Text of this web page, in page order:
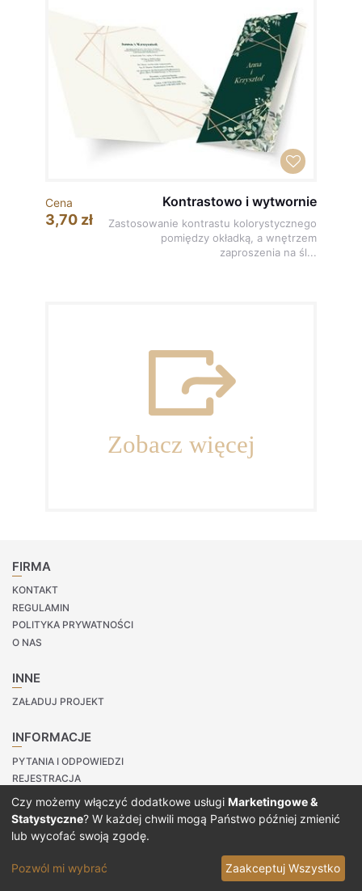
Cena
3,70 zł
Kontrastowo i wytwornie
Zastosowanie kontrastu kolorystycznego
pomiędzy okładką, a wnętrzem
zaproszenia na śl...
Zobacz więcej
FIRMA
KONTAKT
REGULAMIN
POLITYKA PRYWATNOŚCI
O NAS
INNE
ZAŁADUJ PROJEKT
INFORMACJE
PYTANIA I ODPOWIEDZI
REJESTRACJA
LOGOWANIE
Copyright © 2020 Prinvit.
Czy możemy włączyć dodatkowe usługi Marketingowe &
Statystyczne? W każdej chwili mogą Państwo później zmienić
lub wycofać swoją zgodę.
Pozwól mi wybrać Zaakceptuj Wszystko